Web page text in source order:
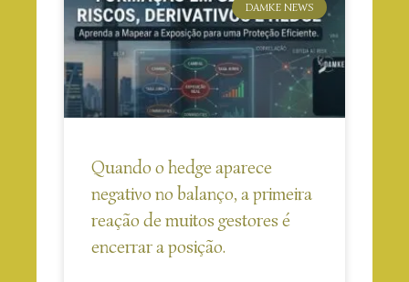
DAMKE NEWS
Quando o hedge aparece
negativo no balanço, a primeira
reação de muitos gestores é
encerrar a posição.